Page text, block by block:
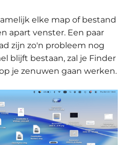
elke map of bestand
apart venster. Een paar
zijn zo'n probleem nog
blijft bestaan, zal je Finder
je zenuwen gaan werken.